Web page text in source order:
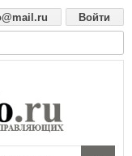
Войти